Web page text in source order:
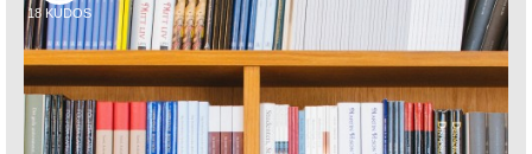
18 KUDOS